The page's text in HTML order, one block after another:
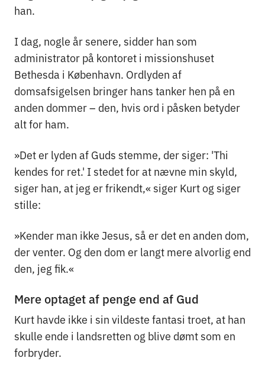
han.
I dag, nogle år senere, sidder han som
administrator på kontoret i missionshuset
Bethesda i København. Ordlyden af
domsafsigelsen bringer hans tanker hen på en
anden dommer – den, hvis ord i påsken betyder
alt for ham.
»Det er lyden af Guds stemme, der siger: 'Thi
kendes for ret.' I stedet for at nævne min skyld,
siger han, at jeg er frikendt,« siger Kurt og siger
stille:
»Kender man ikke Jesus, så er det en anden dom,
der venter. Og den dom er langt mere alvorlig end
den, jeg fik.«
Mere optaget af penge end af Gud
Kurt havde ikke i sin vildeste fantasi troet, at han
skulle ende i landsretten og blive dømt som en
forbryder.